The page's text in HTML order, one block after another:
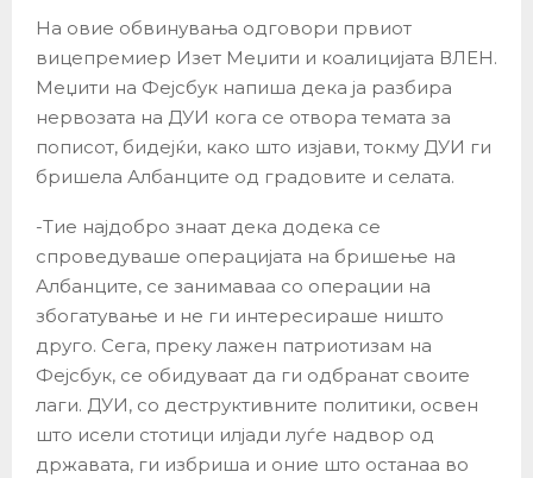
На овие обвинувања одговори првиот
вицепремиер Изет Меџити и коалицијата ВЛЕН.
Меџити на Фејсбук напиша дека ја разбира
нервозата на ДУИ кога се отвора темата за
пописот, бидејќи, како што изјави, токму ДУИ ги
бришела Албанците од градовите и селата.
-Тие најдобро знаат дека додека се
спроведуваше операцијата на бришење на
Албанците, се занимаваа со операции на
збогатување и не ги интересираше ништо
друго. Сега, преку лажен патриотизам на
Фејсбук, се обидуваат да ги одбранат своите
лаги. ДУИ, со деструктивните политики, освен
што исели стотици илјади луѓе надвор од
државата, ги избриша и оние што останаа во